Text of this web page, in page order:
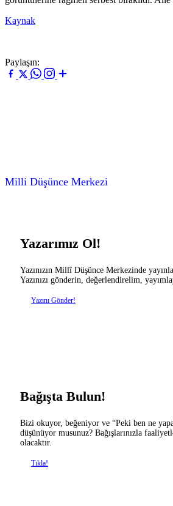
Kaynak
Paylaşın:
Milli Düşünce Merkezi
Yazarımız Ol!
Yazınızın Millî Düşünce Merkezinde
Yazınızı gönderin, değerlendirelim,
Yazını Gönder!
Bağışta Bulun!
Bizi okuyor, beğeniyor ve “Peki ben ne
düşünüyor musunuz? Bağışlarınızla
olacaktır.
Tıkla!